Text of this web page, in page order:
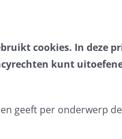
cookies. In deze
kunt
geeft per onderwerp